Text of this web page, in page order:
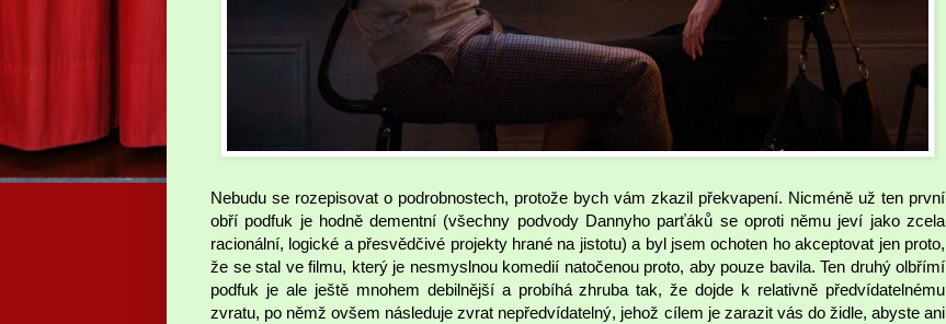
Nebudu se rozepisovat o podrobnostech, protože bych vám zkazil překvapení. Nicméně už ten první
obří podfuk je hodně dementní (všechny podvody Dannyho parťáků se oproti němu jeví jako zcela
racionální, logické a přesvědčivé projekty hrané na jistotu) a byl jsem ochoten ho akceptovat jen proto,
že se stal ve filmu, který je nesmyslnou komedií natočenou proto, aby pouze bavila. Ten druhý olbřímí
podfuk je ale ještě mnohem debilnější a probíhá zhruba tak, že dojde k relativně předvídatelnému
zvratu, po němž ovšem následuje zvrat nepředvídatelný, jehož cílem je zarazit vás do židle, abyste ani